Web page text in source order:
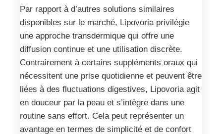
Par rapport à d’autres solutions similaires
disponibles sur le marché, Lipovoria privilégie
une approche transdermique qui offre une
diffusion continue et une utilisation discrète.
Contrairement à certains suppléments oraux qui
nécessitent une prise quotidienne et peuvent être
liées à des fluctuations digestives, Lipovoria agit
en douceur par la peau et s’intègre dans une
routine sans effort. Cela peut représenter un
avantage en termes de simplicité et de confort